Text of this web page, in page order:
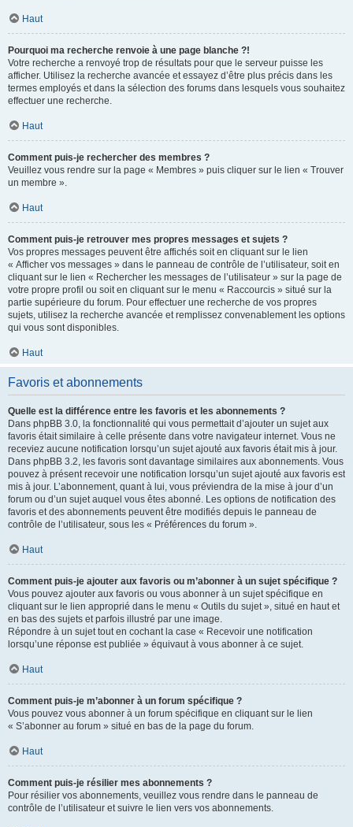
Haut
Pourquoi ma recherche renvoie à une page blanche ?!
Votre recherche a renvoyé trop de résultats pour que le serveur puisse les
afficher. Utilisez la recherche avancée et essayez d’être plus précis dans les
termes employés et dans la sélection des forums dans lesquels vous souhaitez
effectuer une recherche.
Haut
Comment puis-je rechercher des membres ?
Veuillez vous rendre sur la page « Membres » puis cliquer sur le lien « Trouver
un membre ».
Haut
Comment puis-je retrouver mes propres messages et sujets ?
Vos propres messages peuvent être affichés soit en cliquant sur le lien
« Afficher vos messages » dans le panneau de contrôle de l’utilisateur, soit en
cliquant sur le lien « Rechercher les messages de l’utilisateur » sur la page de
votre propre profil ou soit en cliquant sur le menu « Raccourcis » situé sur la
partie supérieure du forum. Pour effectuer une recherche de vos propres
sujets, utilisez la recherche avancée et remplissez convenablement les options
qui vous sont disponibles.
Haut
Favoris et abonnements
Quelle est la différence entre les favoris et les abonnements ?
Dans phpBB 3.0, la fonctionnalité qui vous permettait d’ajouter un sujet aux
favoris était similaire à celle présente dans votre navigateur internet. Vous ne
receviez aucune notification lorsqu’un sujet ajouté aux favoris était mis à jour.
Dans phpBB 3.2, les favoris sont davantage similaires aux abonnements. Vous
pouvez à présent recevoir une notification lorsqu’un sujet ajouté aux favoris est
mis à jour. L’abonnement, quant à lui, vous préviendra de la mise à jour d’un
forum ou d’un sujet auquel vous êtes abonné. Les options de notification des
favoris et des abonnements peuvent être modifiés depuis le panneau de
contrôle de l’utilisateur, sous les « Préférences du forum ».
Haut
Comment puis-je ajouter aux favoris ou m’abonner à un sujet spécifique ?
Vous pouvez ajouter aux favoris ou vous abonner à un sujet spécifique en
cliquant sur le lien approprié dans le menu « Outils du sujet », situé en haut et
en bas des sujets et parfois illustré par une image.
Répondre à un sujet tout en cochant la case « Recevoir une notification
lorsqu’une réponse est publiée » équivaut à vous abonner à ce sujet.
Haut
Comment puis-je m’abonner à un forum spécifique ?
Vous pouvez vous abonner à un forum spécifique en cliquant sur le lien
« S’abonner au forum » situé en bas de la page du forum.
Haut
Comment puis-je résilier mes abonnements ?
Pour résilier vos abonnements, veuillez vous rendre dans le panneau de
contrôle de l’utilisateur et suivre le lien vers vos abonnements.